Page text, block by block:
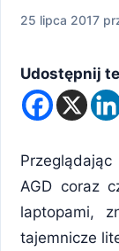
25 lipca 2017
Udostępnij
AGD coraz
laptopami,
tajemnicze